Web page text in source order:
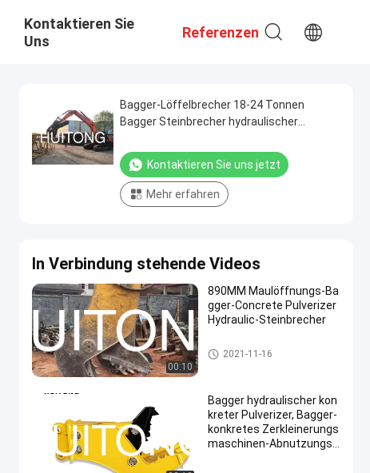
Kontaktieren Sie
Uns
Referenzen
Bagger-Löffelbrecher 18-24 Tonnen
Bagger Steinbrecher hydraulischer
Kontaktieren Sie uns jetzt
Mehr erfahren
In Verbindung stehende Videos
00:10
890MM Maulöffnungs-Ba
gger-Concrete Pulverizer
Hydraulic-Steinbrecher
Hydraulischer konkreter Pulver
izer
2021-11-16
Bagger hydraulischer kon
kreter Pulverizer, Bagger-
konkretes Zerkleinerungs
maschinen-Abnutzungs-